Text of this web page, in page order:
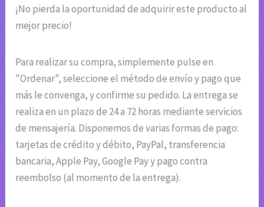
¡No pierda la oportunidad de adquirir este producto al
mejor precio!
Para realizar su compra, simplemente pulse en
"Ordenar", seleccione el método de envío y pago que
más le convenga, y confirme su pedido. La entrega se
realiza en un plazo de 24 a 72 horas mediante servicios
de mensajería. Disponemos de varias formas de pago:
tarjetas de crédito y débito, PayPal, transferencia
bancaria, Apple Pay, Google Pay y pago contra
reembolso (al momento de la entrega).